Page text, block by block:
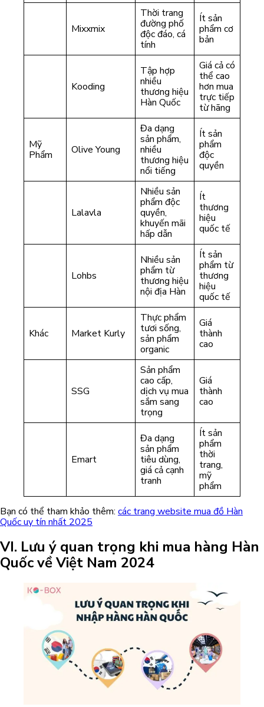
Mixxmix
Thời trang
đường phố
độc đáo, cá
tính
Ít sản
phẩm cơ
bản
Kooding
Tập hợp
nhiều
thương hiệu
Hàn Quốc
Giá cả có
thể cao
hơn mua
trực tiếp
từ hãng
Mỹ
Phẩm
Olive Young
Đa dạng
sản phẩm,
nhiều
thương hiệu
nổi tiếng
Ít sản
phẩm
độc
quyền
Lalavla
Nhiều sản
phẩm độc
quyền,
khuyến mãi
hấp dẫn
Ít
thương
hiệu
quốc tế
Lohbs
Nhiều sản
phẩm từ
thương hiệu
nội địa Hàn
Ít sản
phẩm từ
thương
hiệu
quốc tế
Khác Market Kurly
Thực phẩm
tươi sống,
sản phẩm
organic
Giá
thành
cao
SSG
Sản phẩm
cao cấp,
dịch vụ mua
sắm sang
trọng
Giá
thành
cao
Emart
Đa dạng
sản phẩm
tiêu dùng,
giá cả cạnh
tranh
Ít sản
phẩm
thời
trang,
mỹ
phẩm
Bạn có thể tham khảo thêm: các trang website mua đồ Hàn
Quốc uy tín nhất 2025
VI. Lưu ý quan trọng khi mua hàng Hàn
Quốc về Việt Nam 2024